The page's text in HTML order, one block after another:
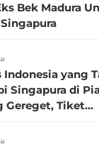
Bek Madura
Indonesia yang
Singapura di
Gereget, Tiket